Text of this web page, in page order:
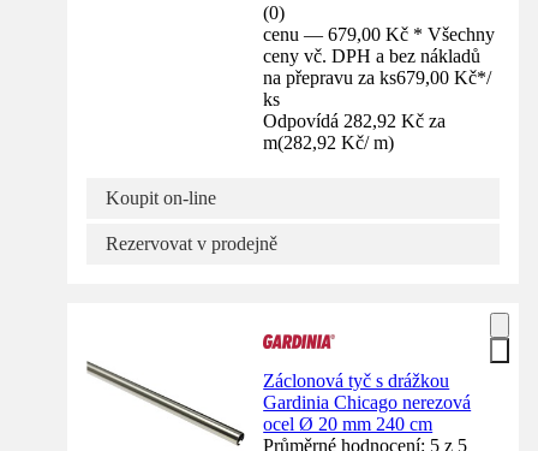
(0)
cenu — 679,00 Kč * Všechny
ceny vč. DPH a bez nákladů
na přepravu za ks679,00 Kč*/
ks
Odpovídá 282,92 Kč za
m(282,92 Kč/ m)
Koupit on-line
Rezervovat v prodejně
Záclonová tyč s drážkou
Gardinia Chicago nerezová
ocel Ø 20 mm 240 cm
Průměrné hodnocení: 5 z 5